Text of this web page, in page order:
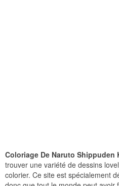
Coloriage De Naruto Shippuden
trouver une variété de dessins
colorier. Ce site est spécialement